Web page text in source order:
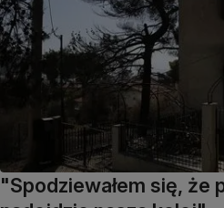
"Spodziewałem się, że